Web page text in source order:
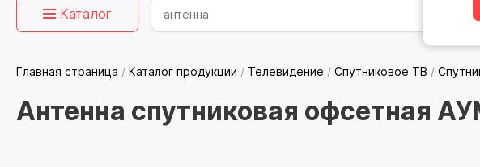
Каталог
Главная страница / Каталог продукции / Телевидение / Спутниковое ТВ /
Антенна спутниковая офсетная